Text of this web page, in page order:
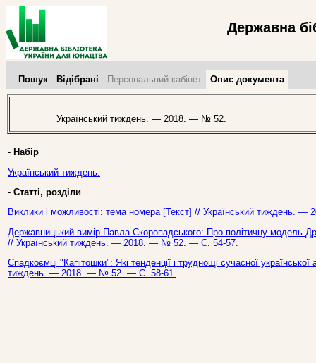
Державна
Пошук Відібрані Персональний кабінет Опис документа
Український тиждень. — 2018. — № 52.
- Набір
Український тиждень.
- Статті, розділи
Виклики і можливості: тема номера [Текст] // Український
Державницький вимір Павла Скоропадського: Про політичну модель
// Український тиждень. — 2018. — № 52. — С. 54-57.
Спадкоємці "Капітошки": Які тенденції і труднощі сучасної
тиждень. — 2018. — № 52. — С. 58-61.